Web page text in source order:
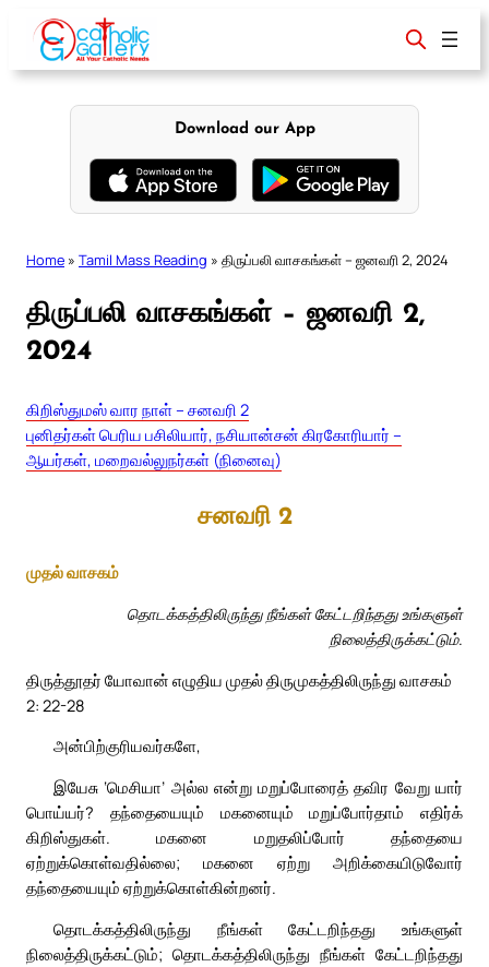
content
Download our App
Home » Tamil Mass Reading » திருப்பலி வாசகங்கள் – ஜனவரி 2, 2024
திருப்பலி வாசகங்கள் – ஜனவரி 2,
2024
கிறிஸ்துமஸ் வார நாள் – சனவரி 2
புனிதர்கள் பெரிய பசிலியார், நசியான்சன் கிரகோரியார் –
ஆயர்கள், மறைவல்லுநர்கள் (நினைவு)
சனவரி 2
முதல் வாசகம்
தொடக்கத்திலிருந்து நீங்கள் கேட்டறிந்தது உங்களுள்
நிலைத்திருக்கட்டும்.
திருத்தூதர் யோவான் எழுதிய முதல் திருமுகத்திலிருந்து வாசகம்
2: 22-28
அன்பிற்குரியவர்களே,
இயேசு ‘மெசியா’ அல்ல என்று மறுப்போரைத் தவிர வேறு யார்
பொய்யர்? தந்தையையும் மகனையும் மறுப்போர்தாம் எதிர்க்
கிறிஸ்துகள். மகனை மறுதலிப்போர் தந்தையை
ஏற்றுக்கொள்வதில்லை; மகனை ஏற்று அறிக்கையிடுவோர்
தந்தையையும் ஏற்றுக்கொள்கின்றனர்.
தொடக்கத்திலிருந்து நீங்கள் கேட்டறிந்தது உங்களுள்
நிலைத்திருக்கட்டும்; தொடக்கத்திலிருந்து நீங்கள் கேட்டறிந்தது